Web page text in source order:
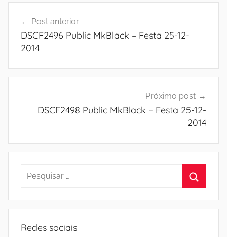
de
Post
Post anterior
DSCF2496 Public MkBlack – Festa 25-12-
2014
Próximo post
DSCF2498 Public MkBlack – Festa 25-12-
2014
Pesquisar
Redes sociais